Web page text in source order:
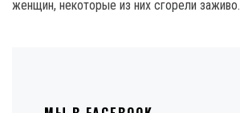
женщин, некоторые из них сгорели заживо.